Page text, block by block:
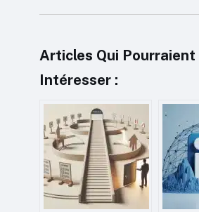
Articles Qui Pourraient
Intéresser :